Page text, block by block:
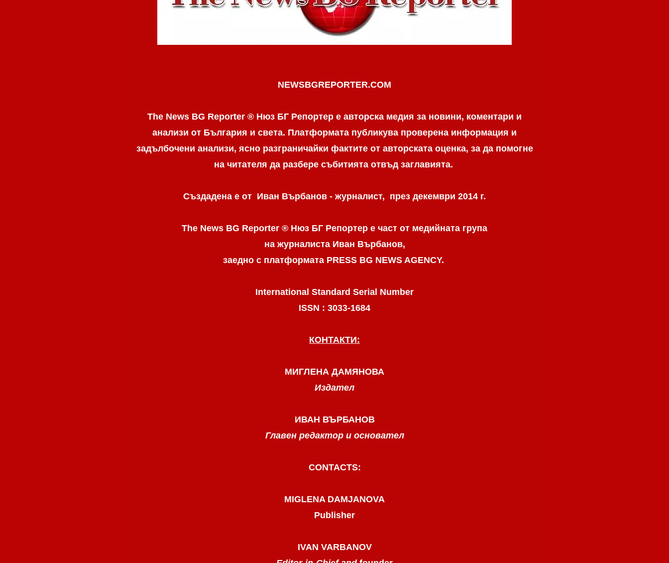
NEWSBGREPORTER.COM
The News BG Reporter ® Нюз БГ Репортер е авторска медия за новини, коментари и
анализи от България и света. Платформата публикува проверена информация и
задълбочени анализи, ясно разграничaйки фактите от авторската оценка, за да помогне
на читателя да разбере събитията отвъд заглавията.
Създадена е от Иван Върбанов - журналист, през декември 2014 г.
The News BG Reporter ® Нюз БГ Репортер е част от медийната група
на журналиста Иван Върбанов,
заедно с платформата PRESS BG NEWS AGENCY.
International Standard Serial Number
ISSN : 3033-1684
КОНТАКТИ:
МИГЛЕНА ДАМЯНОВА
Издател
ИВАН ВЪРБАНОВ
Главен редактор и основател
CONTACTS:
MIGLENA DAMJANOVA
Publisher
IVAN VARBANOV